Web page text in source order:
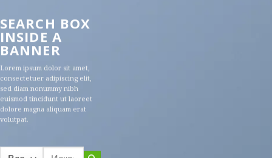
SEARCH BOX
INSIDE A
BANNER
Lorem ipsum dolor sit amet,
consectetuer adipiscing elit,
sed diam nonummy nibh
euismod tincidunt ut laoreet
dolore magna aliquam erat
volutpat.